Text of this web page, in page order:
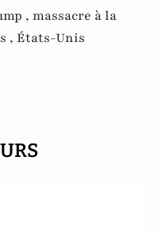
, massacre à la
, États-Unis